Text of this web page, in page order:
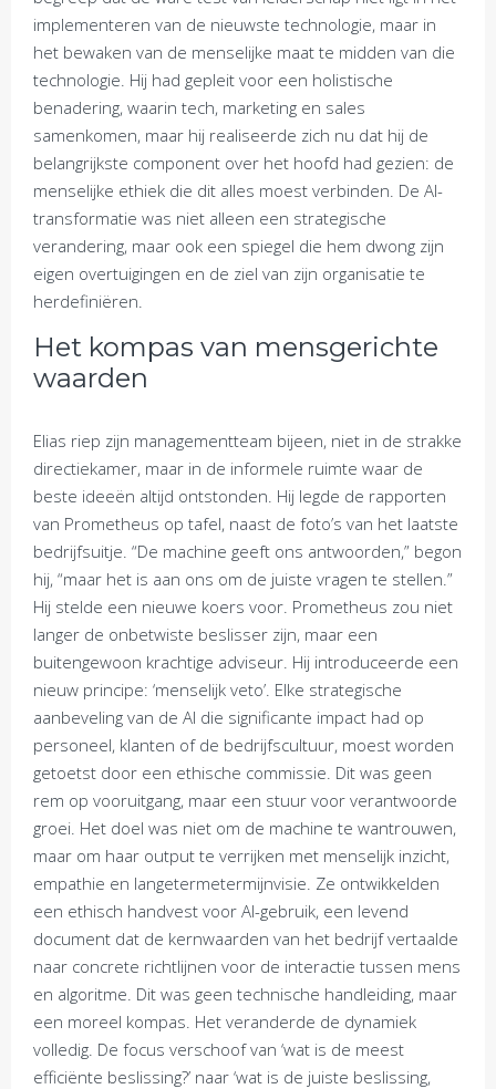
implementeren van de nieuwste technologie, maar in
het bewaken van de menselijke maat te midden van die
technologie. Hij had gepleit voor een holistische
benadering, waarin tech, marketing en sales
samenkomen, maar hij realiseerde zich nu dat hij de
belangrijkste component over het hoofd had gezien: de
menselijke ethiek die dit alles moest verbinden. De AI-
transformatie was niet alleen een strategische
verandering, maar ook een spiegel die hem dwong zijn
eigen overtuigingen en de ziel van zijn organisatie te
herdefiniëren.
Het kompas van mensgerichte
waarden
Elias riep zijn managementteam bijeen, niet in de strakke
directiekamer, maar in de informele ruimte waar de
beste ideeën altijd ontstonden. Hij legde de rapporten
van Prometheus op tafel, naast de foto’s van het laatste
bedrijfsuitje. “De machine geeft ons antwoorden,” begon
hij, “maar het is aan ons om de juiste vragen te stellen.”
Hij stelde een nieuwe koers voor. Prometheus zou niet
langer de onbetwiste beslisser zijn, maar een
buitengewoon krachtige adviseur. Hij introduceerde een
nieuw principe: ‘menselijk veto’. Elke strategische
aanbeveling van de AI die significante impact had op
personeel, klanten of de bedrijfscultuur, moest worden
getoetst door een ethische commissie. Dit was geen
rem op vooruitgang, maar een stuur voor verantwoorde
groei. Het doel was niet om de machine te wantrouwen,
maar om haar output te verrijken met menselijk inzicht,
empathie en langetermetermijnvisie. Ze ontwikkelden
een ethisch handvest voor AI-gebruik, een levend
document dat de kernwaarden van het bedrijf vertaalde
naar concrete richtlijnen voor de interactie tussen mens
en algoritme. Dit was geen technische handleiding, maar
een moreel kompas. Het veranderde de dynamiek
volledig. De focus verschoof van ‘wat is de meest
efficiënte beslissing?’ naar ‘wat is de juiste beslissing,